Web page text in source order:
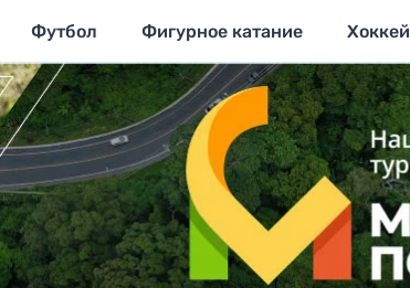
Футбол Фигурное катание Хоккей